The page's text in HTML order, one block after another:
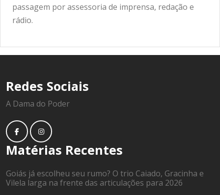
passagem por assessoria de imprensa, redação e
rádio.
Redes Sociais
A Dama do Poder
Matérias Recentes
Goiás já escolheu seu rumo? O trio Caiado, Gracinha e
Vilela larga na frente das articulações para 2026